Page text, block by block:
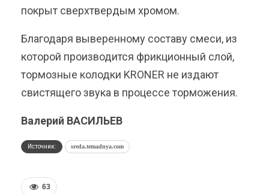
покрыт сверхтвердым хромом.
Благодаря выверенному составу смеси, из
которой производится фрикционный слой,
тормозные колодки KRONER не издают
свистящего звука в процессе торможения.
Валерий ВАСИЛЬЕВ
Источник: sreda.temadnya.com
63